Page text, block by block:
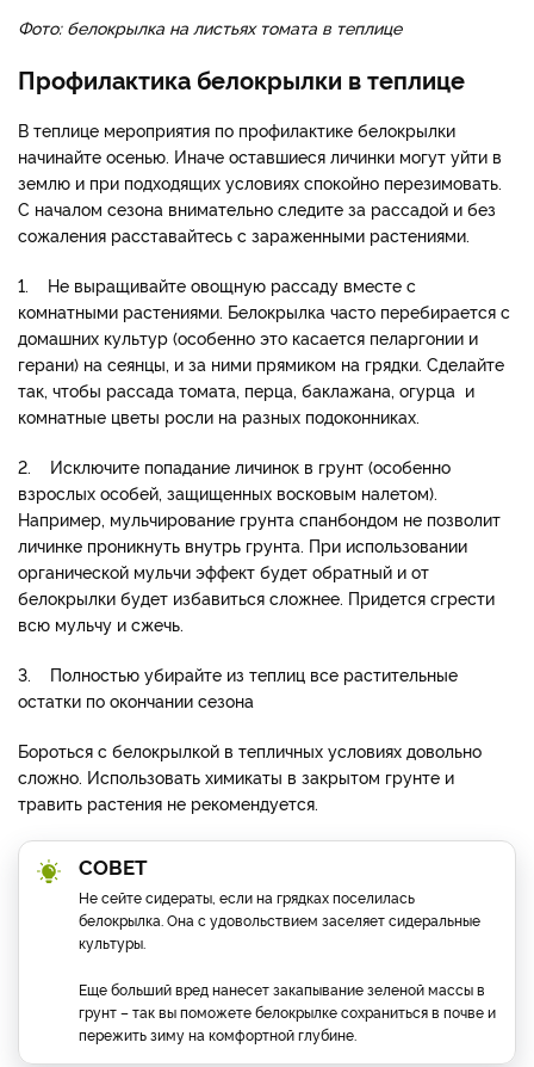
Фото: белокрылка на листьях томата в теплице
Профилактика белокрылки в теплице
В теплице мероприятия по профилактике белокрылки
начинайте осенью. Иначе оставшиеся личинки могут уйти в
землю и при подходящих условиях спокойно перезимовать.
С началом сезона внимательно следите за рассадой и без
сожаления расставайтесь с зараженными растениями.
1. Не выращивайте овощную рассаду вместе с
комнатными растениями. Белокрылка часто перебирается с
домашних культур (особенно это касается пеларгонии и
герани) на сеянцы, и за ними прямиком на грядки. Сделайте
так, чтобы рассада томата, перца, баклажана, огурца и
комнатные цветы росли на разных подоконниках.
2. Исключите попадание личинок в грунт (особенно
взрослых особей, защищенных восковым налетом).
Например, мульчирование грунта спанбондом не позволит
личинке проникнуть внутрь грунта. При использовании
органической мульчи эффект будет обратный и от
белокрылки будет избавиться сложнее. Придется сгрести
всю мульчу и сжечь.
3. Полностью убирайте из теплиц все растительные
остатки по окончании сезона
Бороться с белокрылкой в тепличных условиях довольно
сложно. Использовать химикаты в закрытом грунте и
травить растения не рекомендуется.
СОВЕТ
Не сейте сидераты, если на грядках поселилась
белокрылка. Она с удовольствием заселяет сидеральные
культуры.
Еще больший вред нанесет закапывание зеленой массы в
грунт – так вы поможете белокрылке сохраниться в почве и
пережить зиму на комфортной глубине.